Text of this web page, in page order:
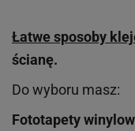
Łatwe sposoby
ścianę.
Do wyboru masz:
Fototapety